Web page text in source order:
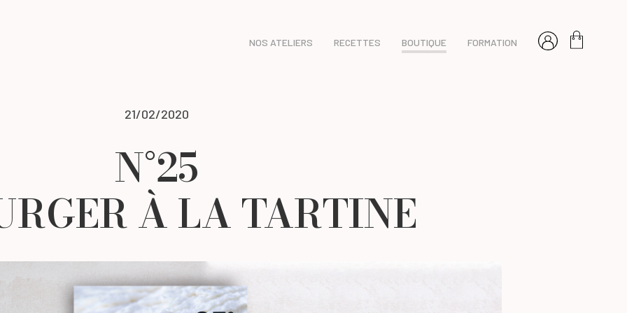
NOS ATELIERS RECETTES BOUTIQUE FORMATION
21/02/2020
N°25
À LA TARTINE